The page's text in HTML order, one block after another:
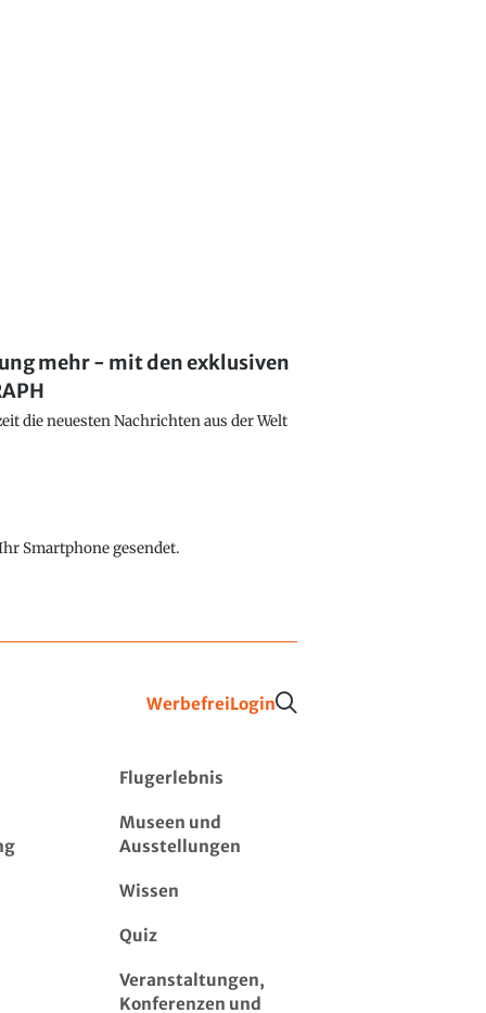
mehr - mit den exklusiven
die neuesten Nachrichten aus der Welt
Smartphone gesendet.
WerbefreiLogin
Flugerlebnis
Museen und
Ausstellungen
Wissen
Quiz
Veranstaltungen,
Konferenzen und